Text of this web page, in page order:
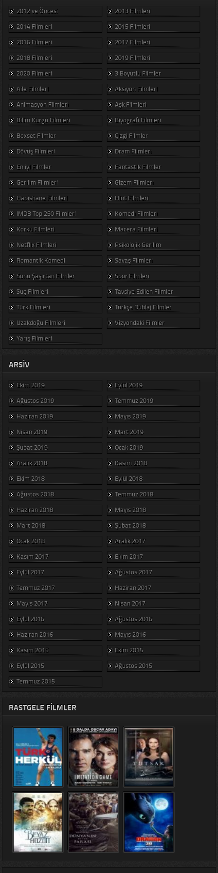
2012 ve Öncesi
2013 Filmleri
2014 Filmleri
2015 Filmleri
2016 Filmleri
2017 Filmleri
2018 Filmleri
2019 Filmleri
2020 Filmleri
3 Boyutlu Filmler
Aile Filmleri
Aksiyon Filmleri
Animasyon Filmleri
Aşk Filmleri
Bilim Kurgu Filmleri
Biyografi Filmleri
Boxset Filmler
Çizgi Filmler
Dövüş Filmleri
Dram Filmleri
En iyi Filmler
Fantastik Filmler
Gerilim Filmleri
Gizem Filmleri
Hapishane Filmleri
Hint Filmleri
IMDB Top 250 Filmleri
Komedi Filmleri
Korku Filmleri
Macera Filmleri
Netflix Filmleri
Psikolojik Gerilim
Romantik Komedi
Savaş Filmleri
Sonu Şaşırtan Filmler
Spor Filmleri
Suç Filmleri
Tavsiye Edilen Filmler
Türk Filmleri
Türkçe Dublaj Filmler
Uzakdoğu Filmleri
Vizyondaki Filmler
Yarış Filmleri
ARSIV
Ekim 2019
Eylül 2019
Ağustos 2019
Temmuz 2019
Haziran 2019
Mayıs 2019
Nisan 2019
Mart 2019
Şubat 2019
Ocak 2019
Aralık 2018
Kasım 2018
Ekim 2018
Eylül 2018
Ağustos 2018
Temmuz 2018
Haziran 2018
Mayıs 2018
Mart 2018
Şubat 2018
Ocak 2018
Aralık 2017
Kasım 2017
Ekim 2017
Eylül 2017
Ağustos 2017
Temmuz 2017
Haziran 2017
Mayıs 2017
Nisan 2017
Eylül 2016
Ağustos 2016
Haziran 2016
Mayıs 2016
Kasım 2015
Ekim 2015
Eylül 2015
Ağustos 2015
Temmuz 2015
RASTGELE FILMLER